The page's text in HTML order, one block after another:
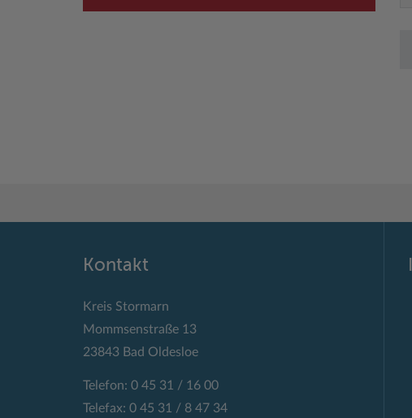
Kontakt
Kreis Stormarn
Mommsenstraße 13
23843 Bad Oldesloe
Telefon: 0 45 31 / 16 00
Telefax: 0 45 31 / 8 47 34